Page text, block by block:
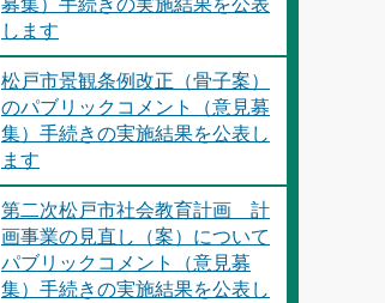
募集）手続きの実施結果を公表
します
松戸市景観条例改正（骨子案）
のパブリックコメント（意見募
集）手続きの実施結果を公表し
ます
第二次松戸市社会教育計画 計
画事業の見直し（案）について
パブリックコメント（意見募
集）手続きの実施結果を公表し